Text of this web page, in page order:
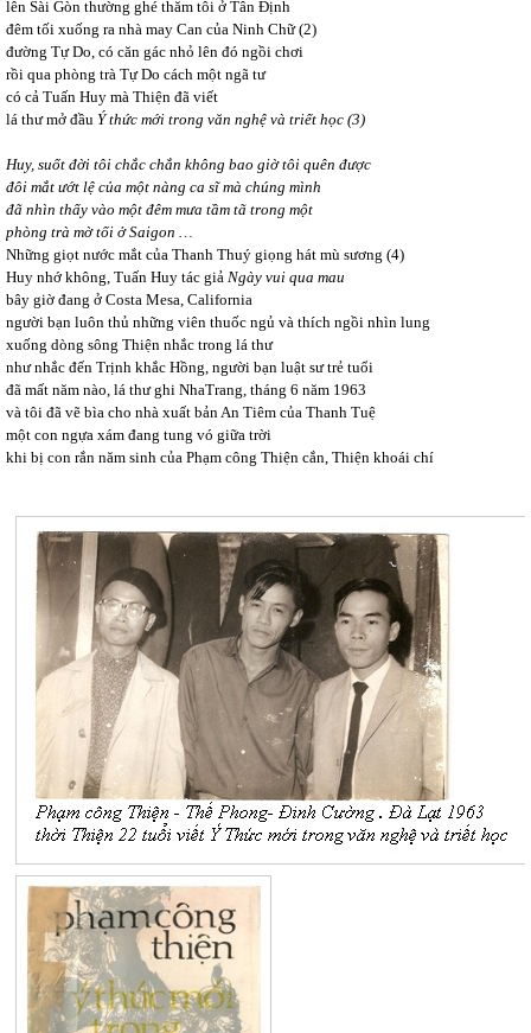
lên Sài Gòn thường ghé thăm tôi ở Tân Định
đêm tối xuống ra nhà may Can của Ninh Chữ (2)
đường Tự Do, có căn gác nhỏ lên đó ngồi chơi
rồi qua phòng trà Tự Do cách một ngã tư
có cả Tuấn Huy mà Thiện đã viết
lá thư mở đầu Ý thức mới trong văn nghệ và triết học (3)
Huy, suốt đời tôi chắc chắn không bao giờ tôi quên được
đôi mắt ướt lệ của một nàng ca sĩ mà chúng mình
đã nhìn thấy vào một đêm mưa tầm tã trong một
phòng trà mờ tối ở Saigon …
Những giọt nước mắt của Thanh Thuý giọng hát mù sương (4)
Huy nhớ không, Tuấn Huy tác giả Ngày vui qua mau
bây giờ đang ở Costa Mesa, California
người bạn luôn thủ những viên thuốc ngủ và thích ngồi nhìn lung
xuống dòng sông Thiện nhắc trong lá thư
như nhắc đến Trịnh khắc Hồng, người bạn luật sư trẻ tuổi
đã mất năm nào, lá thư ghi NhaTrang, tháng 6 năm 1963
và tôi đã vẽ bìa cho nhà xuất bản An Tiêm của Thanh Tuệ
một con ngựa xám đang tung vó giữa trời
khi bị con rắn năm sinh của Phạm công Thiện cắn, Thiện khoái chí